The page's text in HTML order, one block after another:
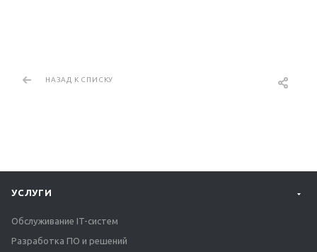
НАЗАД К СПИСКУ
УСЛУГИ
Обслуживание IT-систем
Разработка ПО и решений